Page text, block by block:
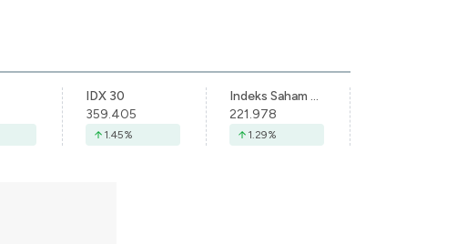
IDX 30
359.405
1.45%
Indeks Saham Syariah Indonesia
221.978
1.29%